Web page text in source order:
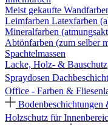
Meist gekaufte
Leimfarben Latexfarben
Mineralfarben
Abtönfarben (zum selber
Spachtelmassen
Lacke, Holz- & Bauschutz
Spraydosen
Office - Farben &
Bodenbeschichtungen
Holzschutz für